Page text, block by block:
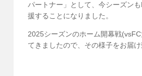
パートナー」として、今シーズン
援することになりました。
2025シーズンのホーム開幕戦
てきましたので、その様子をお届け